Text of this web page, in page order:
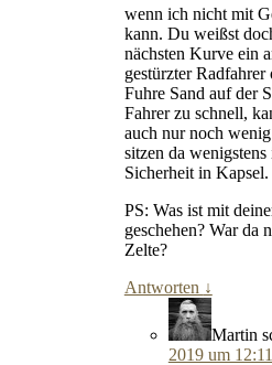
wenn ich nicht mit
kann. Du weißst
nächsten Kurve ein
gestürzter
Fuhre Sand auf der
Fahrer zu schnell,
auch nur noch
sitzen da
Sicherheit in Kapsel.
PS: Was ist mit
geschehen? War da
Zelte?
Antworten ↓
Martin
2019 um